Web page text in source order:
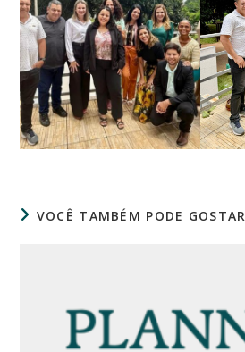
VOCÊ TAMBÉM PODE GOSTAR